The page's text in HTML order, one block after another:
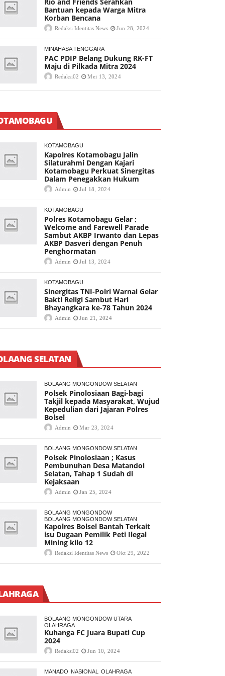
Bantuan kepada Warga Mitra
Korban Bencana
Redaksi Identitas News Jun 28, 2024
MINAHASA TENGGARA
PAC PDIP Belang Dukung RK-FT
Maju di Pilkada Mitra 2024
Redaksi02 Mei 13, 2024
KOTAMOBAGU
Kapolres Kotamobagu Jalin
Silaturahmi Dengan Kajari
Kotamobagu Perkuat Sinergitas
Dalam Penegakkan Hukum
Admin Jul 18, 2024
KOTAMOBAGU
Polres Kotamobagu Gelar ;
Welcome and Farewell Parade
Sambut AKBP Irwanto dan Lepas
AKBP Dasveri dengan Penuh
Penghormatan
Admin Jul 13, 2024
KOTAMOBAGU
Sinergitas TNI-Polri Warnai Gelar
Bakti Religi Sambut Hari
Bhayangkara ke-78 Tahun 2024
Admin Jun 21, 2024
SELATAN
BOLAANG MONGONDOW SELATAN
Polsek Pinolosiaan Bagi-bagi
Takjil kepada Masyarakat, Wujud
Kepedulian dari Jajaran Polres
Bolsel
Admin Mar 23, 2024
BOLAANG MONGONDOW SELATAN
Polsek Pinolosiaan ; Kasus
Pembunuhan Desa Matandoi
Selatan, Tahap 1 Sudah di
Kejaksaan
Admin Jan 25, 2024
BOLAANG MONGONDOW
BOLAANG MONGONDOW SELATAN
Kapolres Bolsel Bantah Terkait
isu Dugaan Pemilik Peti Ilegal
Mining kilo 12
Redaksi Identitas News Okt 29, 2022
BOLAANG MONGONDOW UTARA
OLAHRAGA
Kuhanga FC Juara Bupati Cup
2024
Redaksi02 Jun 10, 2024
MANADO NASIONAL OLAHRAGA